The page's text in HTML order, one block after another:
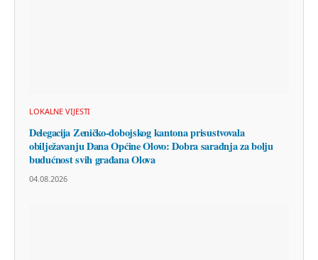
LOKALNE VIJESTI
Delegacija Zeničko-dobojskog kantona prisustvovala
obilježavanju Dana Općine Olovo: Dobra saradnja za bolju
budućnost svih građana Olova
04.08.2026